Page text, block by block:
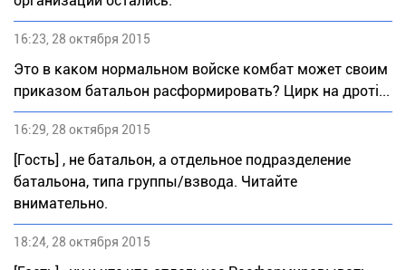
16:23, 28 октября 2015
Это в каком нормальном войске комбат может своим
приказом батальон расформировать? Цирк на дроті...
16:29, 28 октября 2015
[Гость] , не батальон, а отдельное подразделение
батальона, типа группы/взвода. Читайте
внимательно.
18:24, 28 октября 2015